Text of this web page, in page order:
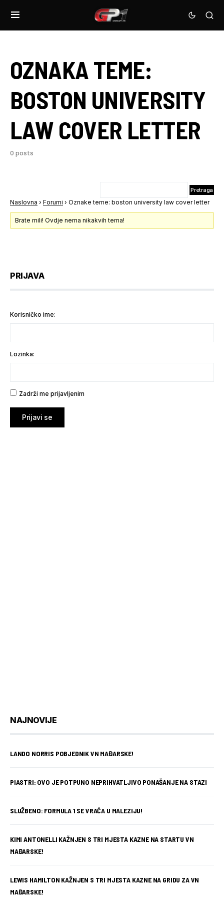
OZNAKA TEME:
BOSTON UNIVERSITY
LAW COVER LETTER
0 posts
Naslovna › Forumi › Oznake teme: boston university law cover letter
Brate mili! Ovdje nema nikakvih tema!
PRIJAVA
Korisničko ime:
Lozinka:
Zadrži me prijavljenim
Prijavi se
NAJNOVIJE
LANDO NORRIS POBJEDNIK VN MAĐARSKE!
PIASTRI: OVO JE POTPUNO NEPRIHVATLJIVO PONAŠANJE NA STAZI
SLUŽBENO: FORMULA 1 SE VRAĆA U MALEZIJU!
KIMI ANTONELLI KAŽNJEN S TRI MJESTA KAZNE NA STARTU VN
MAĐARSKE!
LEWIS HAMILTON KAŽNJEN S TRI MJESTA KAZNE NA GRIDU ZA VN
MAĐARSKE!